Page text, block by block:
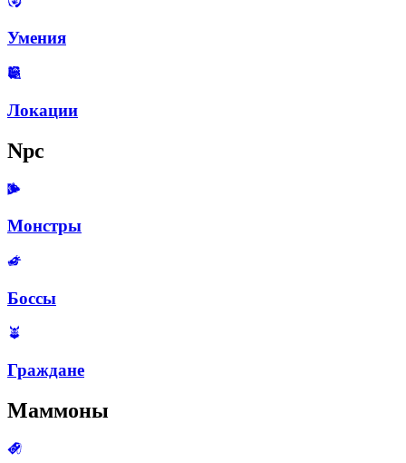
Умения
Локации
Npc
Монстры
Боссы
Граждане
Маммоны